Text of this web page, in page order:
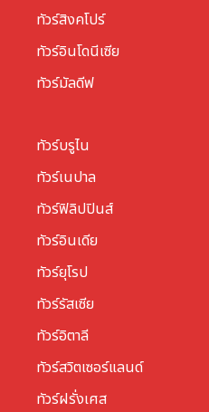
ทัวร์สิงคโปร์
ทัวร์อินโดนีเซีย
ทัวร์มัลดีฟ
ทัวร์บรูไน
ทัวร์เนปาล
ทัวร์ฟิลิปปินส์
ทัวร์อินเดีย
ทัวร์ยุโรป
ทัวร์รัสเซีย
ทัวร์อิตาลี
ทัวร์สวิตเซอร์แลนด์
ทัวร์ฝรั่งเศส